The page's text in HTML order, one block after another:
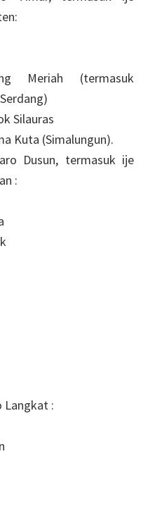
Meriah (termasuk
Silauras
Kuta (Simalungun).
Dusun, termasuk ije
:
Langkat :